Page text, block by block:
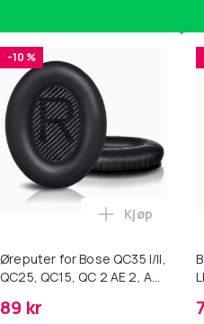
- mage- og
til HDMI-omformer 1080p i
-10 %
Øreputer for Bose QC35 I/II,
QC25, QC15, QC 2 AE 2, AE
SoundLink Black
89 kr
Legg
Kjøp